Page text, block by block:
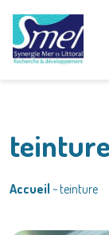
teinture
Accueil ~teinture